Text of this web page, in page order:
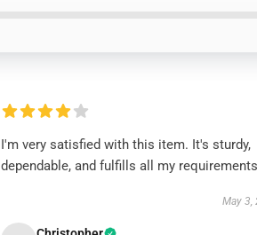
I'm very satisfied with this item. It's sturdy,
dependable, and fulfills all my
May 3,